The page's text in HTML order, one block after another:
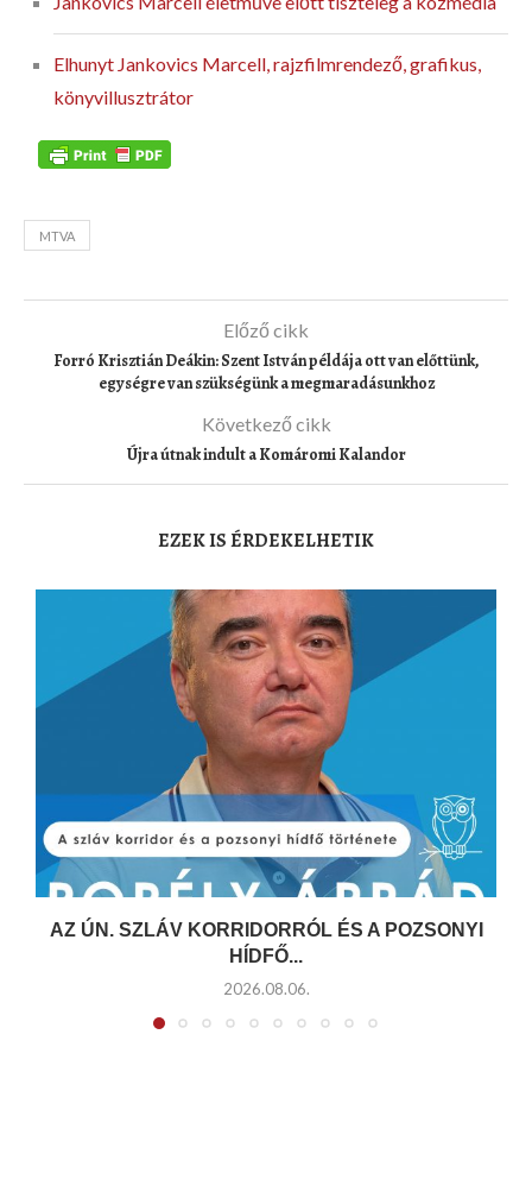
Elhunyt Jankovics Marcell, rajzfilmrendező, grafikus,
könyvillusztrátor
MTVA
Előző cikk
Forró Krisztián Deákin: Szent István példája ott van előttünk,
egységre van szükségünk a megmaradásunkhoz
Következő cikk
Újra útnak indult a Komáromi Kalandor
EZEK IS ÉRDEKELHETIK
AZ ÚN. SZLÁV KORRIDORRÓL ÉS A POZSONYI
HÍDFŐ...
2026.08.06.